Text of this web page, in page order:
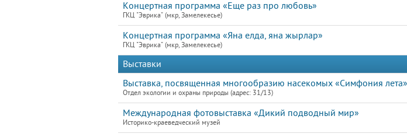
Концертная программа «Еще раз про любовь»
ГКЦ "Эврика" (мкр, Замелекесье)
Концертная программа «Яна елда, яна жырлар»
ГКЦ "Эврика" (мкр, Замелекесье)
Выставки
Выставка, посвященная многообразию насекомых «Симфония
Отдел экологии и охраны природы (адрес: 31/13)
Международная фотовыставка «Дикий подводный мир»
Историко-краеведческий музей